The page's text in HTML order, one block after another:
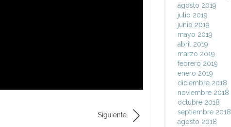
Siguiente
agosto 2019
julio 2019
junio 2019
mayo 2019
abril 2019
marzo 2019
febrero 2019
enero 2019
diciembre 2018
noviembre 2018
octubre 2018
septiembre 2018
agosto 2018